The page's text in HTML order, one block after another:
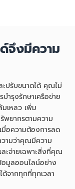
จึงมีความ
ปรับขนาดได้ คุณไม่
ำรุงรักษาเครือข่าย
เหลว เพิ่ม
พยากรตามความ
มื่อความต้องการลด
ามว่าคุณมีความ
ะจ่ายเฉพาะสิ่งที่คุณ
อมูลออนไลน์อย่าง
จากทุกที่ทุกเวลา